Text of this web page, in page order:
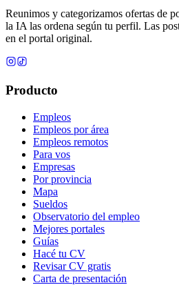
Reunimos y categorizamos ofertas de
la IA las ordena según tu perfil. Las
en el portal original.
Producto
Empleos
Empleos por área
Empleos remotos
Para vos
Empresas
Por provincia
Mapa
Sueldos
Observatorio del empleo
Mejores portales
Guías
Hacé tu CV
Revisar CV gratis
Carta de presentación